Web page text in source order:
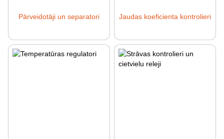
Pārveidotāji un separatori Jaudas koeficienta kontrolieri